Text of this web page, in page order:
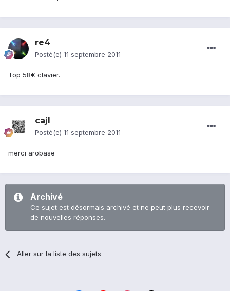
re4
Posté(e) 11 septembre 2011
Top 58€ clavier.
cajl
Posté(e) 11 septembre 2011
merci arobase
Archivé
Ce sujet est désormais archivé et ne peut plus recevoir
de nouvelles réponses.
Aller sur la liste des sujets